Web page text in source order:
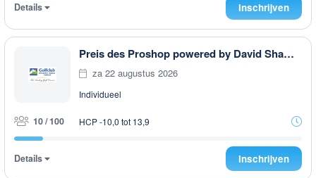
Details Inschrijven
Preis des Proshop powered by David Shaw Zählspiel
za 22 augustus 2026
Individueel
10 / 100 HCP -10,0 tot 13,9
Details Inschrijven